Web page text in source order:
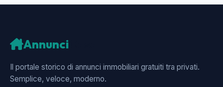
Annunci
Il portale storico di annunci immobiliari gratuiti tra privati.
Semplice, veloce, moderno.